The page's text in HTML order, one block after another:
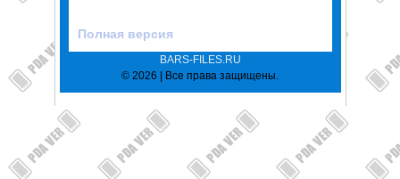
Полная версия
BARS-FILES.RU
© 2026 | Все права защищены.